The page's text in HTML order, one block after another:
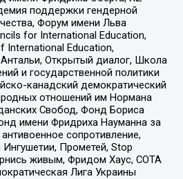
поддержки гендерной
Форум имени Льва
for International Education,
International Education,
Открытый диалог, Школа
и государственной политики
канадский демократический
отношений им Нормана
Свобод, Фонд Бориса
имени Фридриха Науманна за
сопротивление,
Прометей, Stop
живым, Фридом Хаус, СОТА
Лига Украины